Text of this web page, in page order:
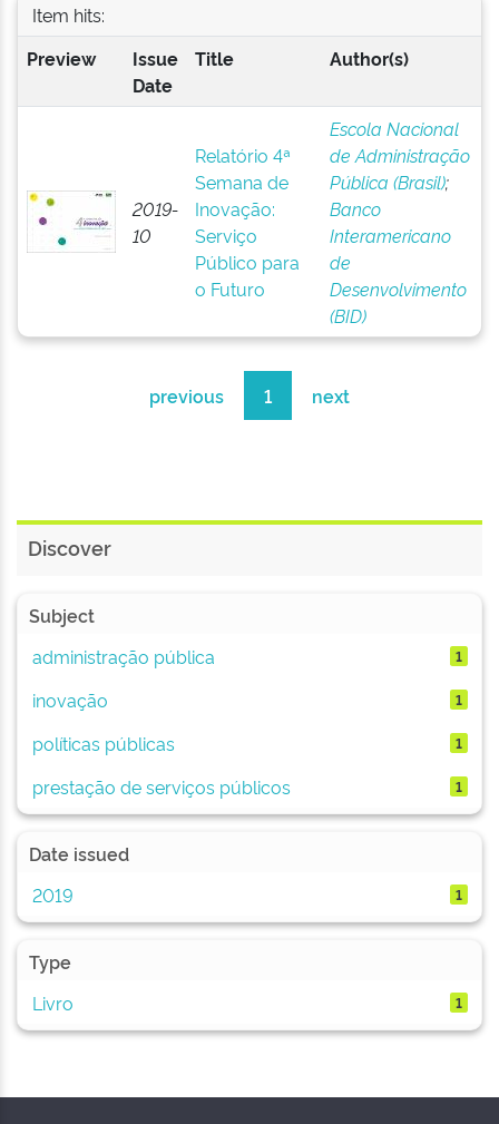
Item hits:
Preview
Issue
Date
Title Author(s)
2019-
10
Relatório 4ª
Semana de
Inovação:
Serviço
Público para
o Futuro
Escola Nacional
de Administração
Pública (Brasil);
Banco
Interamericano
de
Desenvolvimento
(BID)
previous 1 next
Discover
Subject
administração pública
1
inovação 1
políticas públicas 1
prestação de serviços públicos 1
Date issued
2019
1
Type
Livro
1